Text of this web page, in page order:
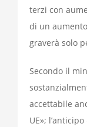
terzi con
di un aumento
graverà solo
Secondo il
accettabile
UE»;